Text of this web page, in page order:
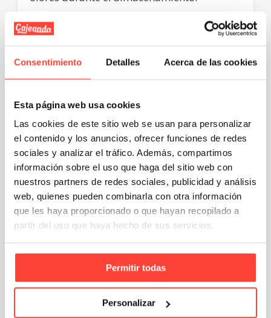
Consentimiento Detalles Acerca de las cookies
Esta página web usa cookies
Las cookies de este sitio web se usan para personalizar
el contenido y los anuncios, ofrecer funciones de redes
sociales y analizar el tráfico. Además, compartimos
información sobre el uso que haga del sitio web con
nuestros partners de redes sociales, publicidad y análisis
web, quienes pueden combinarla con otra información
que les haya proporcionado o que hayan recopilado a
partir del uso que haya hecho de sus servicios.
Permitir todas
Personalizar
Organiza y clasifica
Es fundamentalorganizar tus copas por
tipo, tamaño y fragilidad . Te
recomendamos separar las piezas similares
con formas y tamaños, de modo que
reducir el riesgo de choques entre ellas.
Envuelve cada copa individualmente:
El
secreto para un embalaje seguro es
envolver cada copa individualmente. Utiliza
papel de burbujas para envolver toda la
superficie de la copa. Comienza por la base
y ve subiendo hacia el borde, prestando
especial atención al tallo de la copa, que es
lo más frágil. Para mayor protección,
puedes añadir una segunda capa de papel
de burbujas.
Separa las copas con cartón o espuma:
Si vas a guardar varias copas en una misma
caja,coloca separadores de cartón o
espuma entre ellas. Esto evitará que se
golpeen entre sí durante el transporte.